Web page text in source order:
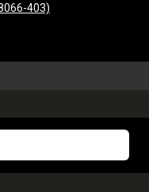
403)